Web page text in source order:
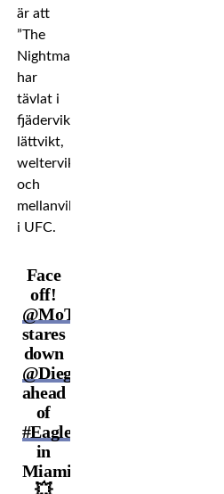
är att
”The
Nightmare”
har
tävlat i
fjädervikt,
lättvikt,
weltervikt
och
mellanvikt
i UFC.
Face
off!
@MoTownPhenom
stares
down
@DiegoSanchezUFC
ahead
of
#EagleFC46
in
Miami!